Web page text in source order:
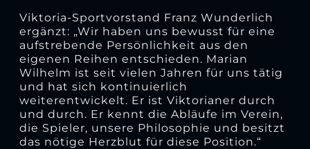
Viktoria-Sportvorstand Franz Wunderlich
ergänzt: „Wir haben uns bewusst für eine
aufstrebende Persönlichkeit aus den
eigenen Reihen entschieden. Marian
Wilhelm ist seit vielen Jahren für uns tätig
und hat sich kontinuierlich
weiterentwickelt. Er ist Viktorianer durch
und durch. Er kennt die Abläufe im Verein,
die Spieler, unsere Philosophie und besitzt
das nötige Herzblut für diese Position.“